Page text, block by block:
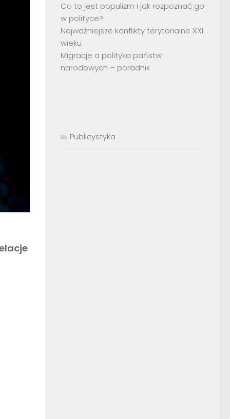
Co to jest populizm i jak rozpoznać go
w polityce?
Najważniejsze konflikty terytorialne XXI
wieku
Migracje a polityka państw
narodowych – poradnik
Publicystyka